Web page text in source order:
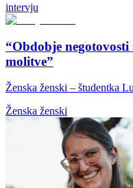
intervju
“Obdobje
molitve”
Ženska ženski – študentka
Ženska ženski